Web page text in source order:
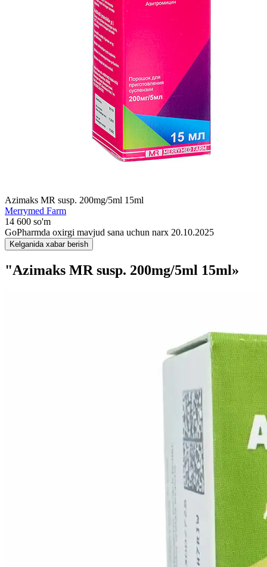
Azimaks MR susp. 200mg/5ml 15ml
Merrymed Farm
14 600 so'm
GoPharmda oxirgi mavjud sana uchun narx 20.10.2025
Kelganida xabar berish
"Azimaks MR susp. 200mg/5ml 15ml»